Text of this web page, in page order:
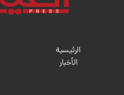
الرئيسية
الأخبار